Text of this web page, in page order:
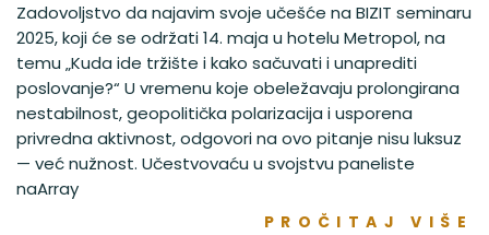
Zadovoljstvo da najavim svoje učešće na BIZIT seminaru
2025, koji će se održati 14. maja u hotelu Metropol, na
temu „Kuda ide tržište i kako sačuvati i unaprediti
poslovanje?“ U vremenu koje obeležavaju prolongirana
nestabilnost, geopolitička polarizacija i usporena
privredna aktivnost, odgovori na ovo pitanje nisu luksuz
— već nužnost. Učestvovaću u svojstvu paneliste
naArray
PROČITAJ VIŠE